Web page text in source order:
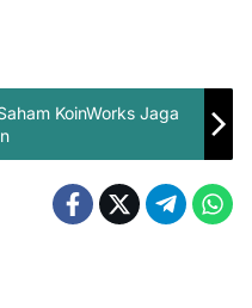
KoinWorks Jaga